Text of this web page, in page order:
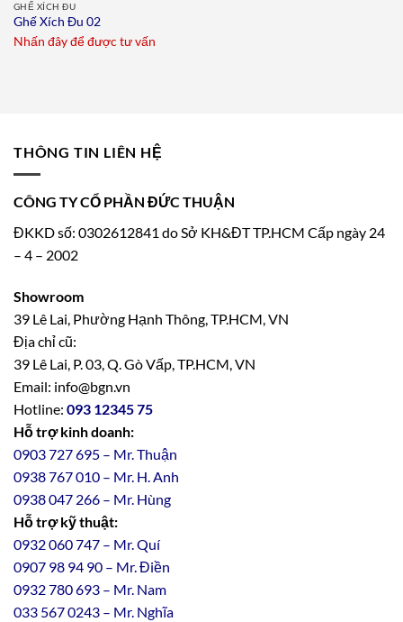
GHẾ XÍCH ĐU
Ghế Xích Đu 02
Nhấn đây để được tư vấn
THÔNG TIN LIÊN HỆ
CÔNG TY CỔ PHẦN ĐỨC THUẬN
ĐKKD số: 0302612841 do Sở KH&ĐT TP.HCM Cấp ngày 24
– 4 – 2002
Showroom
39 Lê Lai, Phường Hạnh Thông, TP.HCM, VN
Địa chỉ cũ:
39 Lê Lai, P. 03, Q. Gò Vấp, TP.HCM, VN
Email: info@bgn.vn
Hotline: 093 12345 75
Hỗ trợ kinh doanh:
0903 727 695 – Mr. Thuận
0938 767 010 – Mr. H. Anh
0938 047 266 – Mr. Hùng
Hỗ trợ kỹ thuật:
0932 060 747 – Mr. Quí
0907 98 94 90 – Mr. Điền
0932780693 – Mr. Nam
033 567 0243 – Mr. Nghĩa